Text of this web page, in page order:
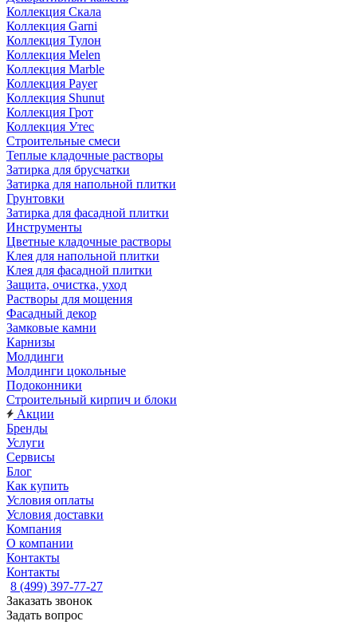
Коллекция Скала
Коллекция Garni
Коллекция Тулон
Коллекция Melen
Коллекция Marble
Коллекция Payer
Коллекция Shunut
Коллекция Грот
Коллекция Утес
Строительные смеси
Теплые кладочные растворы
Затирка для брусчатки
Затирка для напольной плитки
Грунтовки
Затирка для фасадной плитки
Инструменты
Цветные кладочные растворы
Клея для напольной плитки
Клея для фасадной плитки
Защита, очистка, уход
Растворы для мощения
Фасадный декор
Замковые камни
Карнизы
Молдинги
Молдинги цокольные
Подоконники
Строительный кирпич и блоки
Акции
Бренды
Услуги
Сервисы
Блог
Как купить
Условия оплаты
Условия доставки
Компания
О компании
Контакты
Контакты
8 (499) 397-77-27
Заказать звонок
Задать вопрос